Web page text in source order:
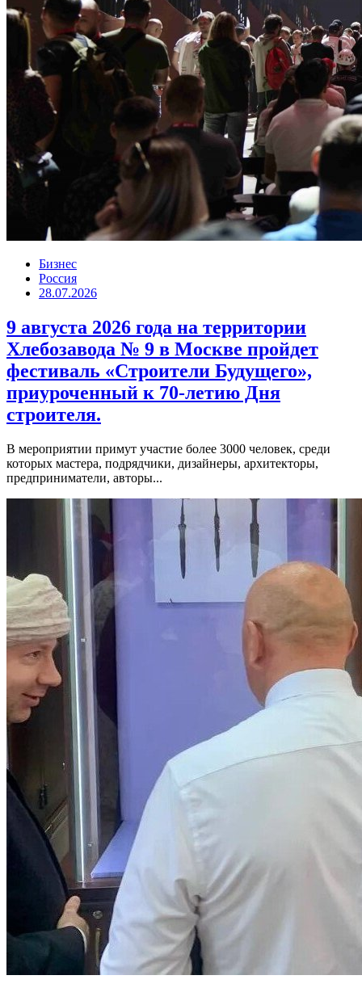
Бизнес
Россия
28.07.2026
9 августа 2026 года на территории
Хлебозавода № 9 в Москве пройдет
фестиваль «Строители Будущего»,
приуроченный к 70-летию Дня
строителя.
В мероприятии примут участие более 3000 человек, среди
которых мастера, подрядчики, дизайнеры, архитекторы,
предприниматели, авторы...